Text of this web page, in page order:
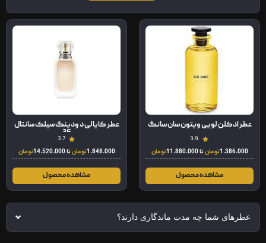
عطر ادکلن لویی ویتون سان سانگ
3.9
1.386.000تومانتا11.880.000 تومان
مشاهده محصول
عطر کایالی د ودینگ سیلک سانتال
36
3.7
1.848.000تومانتا14.520.000تومان
مشاهده محصول
عطرهای شما چه مدت ماندگاری دارند؟